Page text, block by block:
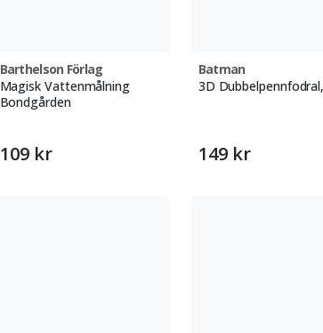
Barthelson Förlag
Magisk Vattenmålning
Bondgården
109 kr
Batman
3D
149 kr